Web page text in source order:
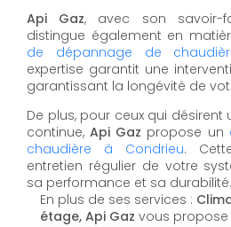
Api Gaz, avec son savoir-
distingue également en
de dépannage de
expertise garantit une
garantissant la longévité de
De plus, pour ceux qui désirent
continue,Api Gaz propose un
chaudière à Condrieu.
entretien régulier de votre
sa performance et sa durabilité.
En plus de ses services :
étage, Api Gaz vous propose